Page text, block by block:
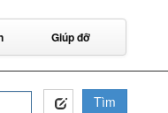
Giúp đỡ
Tìm